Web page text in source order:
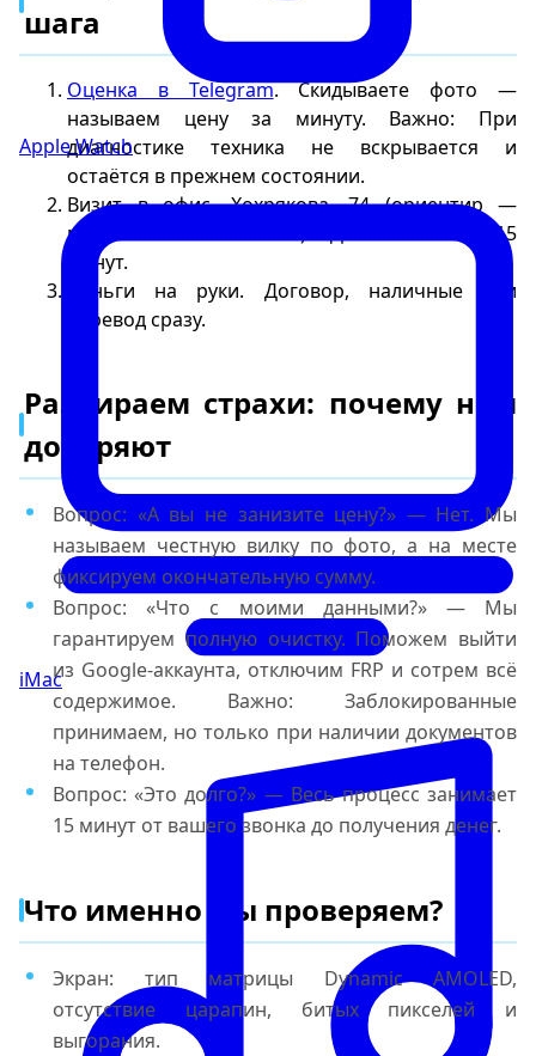
Apple Watch
iMac
шага
Оценка в Telegram. Скидываете фото —
называем цену за минуту. Важно: При
диагностике техника не вскрывается и
остаётся в прежнем состоянии.
Визит в офис. Хохрякова, 74 (ориентир —
метро «Геологическая»). Диагностика 10-15
минут.
Деньги на руки. Договор, наличные или
перевод сразу.
Разбираем страхи: почему нам
доверяют
Вопрос: «А вы не занизите цену?» — Нет. Мы
называем честную вилку по фото, а на месте
фиксируем окончательную сумму.
Вопрос: «Что с моими данными?» — Мы
гарантируем полную очистку. Поможем выйти
из Google-аккаунта, отключим FRP и сотрем всё
содержимое. Важно: Заблокированные
принимаем, но только при наличии документов
на телефон.
Вопрос: «Это долго?» — Весь процесс занимает
15 минут от вашего звонка до получения денег.
Что именно мы проверяем?
Экран: тип матрицы Dynamic AMOLED,
отсутствие царапин, битых пикселей и
выгорания.